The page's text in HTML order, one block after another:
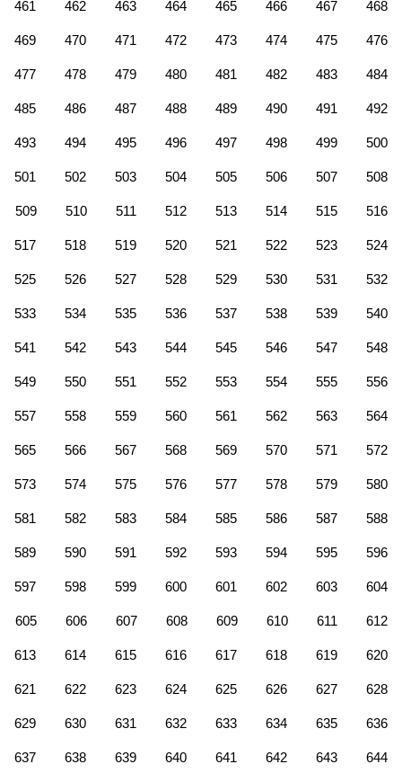
461 462 463 464 465 466 467 468
469 470 471 472 473 474 475 476
477 478 479 480 481 482 483 484
485 486 487 488 489 490 491 492
493 494 495 496 497 498 499 500
501 502 503 504 505 506 507 508
509 510 511 512 513 514 515 516
517 518 519 520 521 522 523 524
525 526 527 528 529 530 531 532
533 534 535 536 537 538 539 540
541 542 543 544 545 546 547 548
549 550 551 552 553 554 555 556
557 558 559 560 561 562 563 564
565 566 567 568 569 570 571 572
573 574 575 576 577 578 579 580
581 582 583 584 585 586 587 588
589 590 591 592 593 594 595 596
597 598 599 600 601 602 603 604
605 606 607 608 609 610 611 612
613 614 615 616 617 618 619 620
621 622 623 624 625 626 627 628
629 630 631 632 633 634 635 636
637 638 639 640 641 642 643 644